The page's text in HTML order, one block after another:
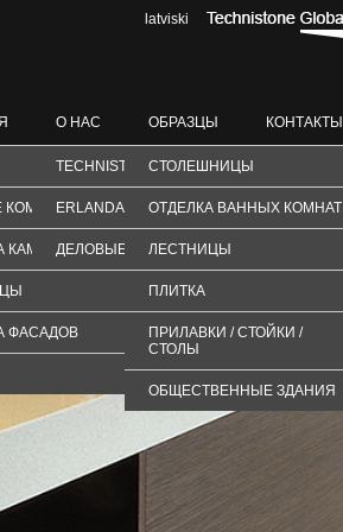
latviski
КОМНАТЫ
КАМИНОВ
ФАСАДОВ
О НАС
TECHNISTONE
ERLANDA STONE
ДЕЛОВЫЕ ПАРТНЕРЫ
ОБРАЗЦЫ
СТОЛЕШНИЦЫ
ОТДЕЛКА ВАННЫХ КОМНАТ
ЛЕСТНИЦЫ
ПЛИТКА
ПРИЛАВКИ / СТОЙКИ /
СТОЛЫ
ОБЩЕСТВЕННЫЕ ЗДАНИЯ
КОНТАКТЫ